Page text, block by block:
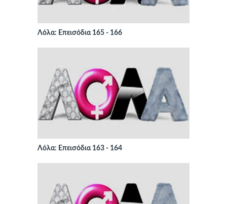
Λόλα: Επεισόδια 165 - 166
Λόλα: Επεισόδια 163 - 164